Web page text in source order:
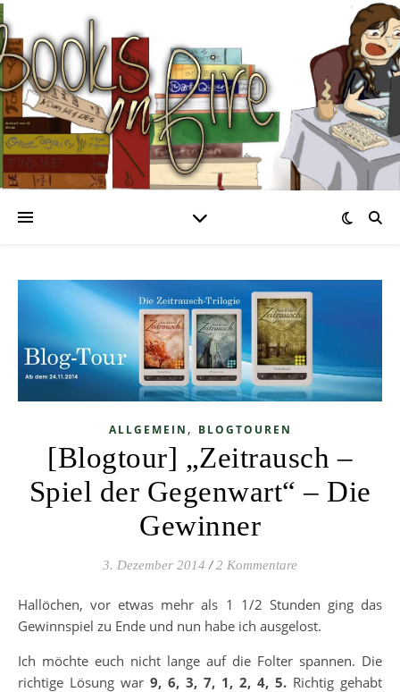
ALLGEMEIN , BLOGTOUREN
[Blogtour] „Zeitrausch –
Spiel der Gegenwart“ – Die
Gewinner
3. Dezember 2014 / 2 Kommentare
Hallöchen, vor etwas mehr als 1 1/2 Stunden ging das
Gewinnspiel zu Ende und nun habe ich ausgelost.
Ich möchte euch nicht lange auf die Folter spannen. Die
richtige Lösung war 9, 6, 3, 7, 1, 2, 4, 5. Richtig gehabt